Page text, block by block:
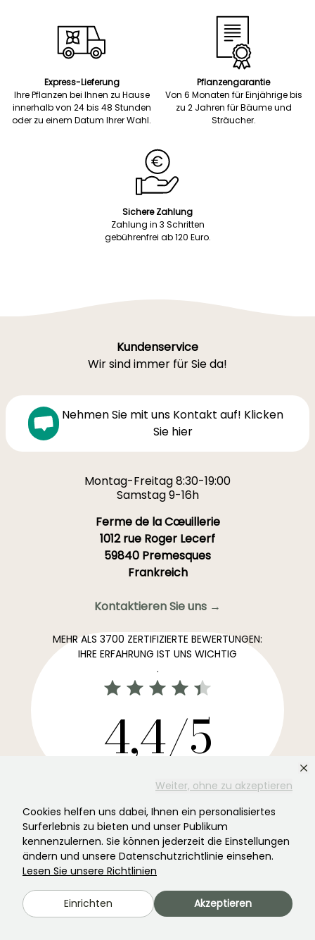
Weiter, ohne zu akzeptieren
Cookies helfen uns dabei, Ihnen ein personalisiertes
Surferlebnis zu bieten und unser Publikum
kennenzulernen. Sie können jederzeit die Einstellungen
ändern und unsere Datenschutzrichtlinie einsehen.
Lesen Sie unsere Richtlinien
Einrichten Akzeptieren
Express-Lieferung
Ihre Pflanzen bei Ihnen zu Hause
innerhalb von 24 bis 48 Stunden
oder zu einem Datum Ihrer Wahl.
Pflanzengarantie
Von 6 Monaten für Einjährige bis
zu 2 Jahren für Bäume und
Sträucher.
Sichere Zahlung
Zahlung in 3 Schritten
gebührenfrei ab 120 Euro.
Kundenservice
Wir sind immer für Sie da!
Nehmen Sie mit uns Kontakt auf! Klicken
Sie hier
Montag-Freitag 8:30-19:00
Samstag 9-16h
Ferme de la Cœuillerie
1012 rue Roger Lecerf
59840 Premesques
Frankreich
Kontaktieren Sie uns →
MEHR ALS 3700 ZERTIFIZIERTE BEWERTUNGEN:
IHRE ERFAHRUNG IST UNS WICHTIG
.
4,4/5
Alle Bewertungen →
Der Lieblingsnewsletter für Ihren Garten →
Erhalten Sie unsere aktuellen Nachrichten und Ideen,
damit Ihr Garten das ganze Jahr über davon profitiert.
Registrieren Sie sich →